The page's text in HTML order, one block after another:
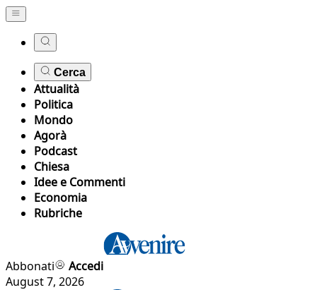
Cerca
Attualità
Politica
Mondo
Agorà
Podcast
Chiesa
Idee e Commenti
Economia
Rubriche
Abbonati
Accedi
August 7, 2026